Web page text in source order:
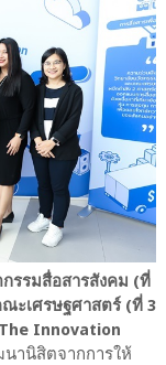
รรมสื่อสารสังคม (ที่
ะเศรษฐศาสตร์ (ที่ 3
Innovation
านิสิตจากการให้